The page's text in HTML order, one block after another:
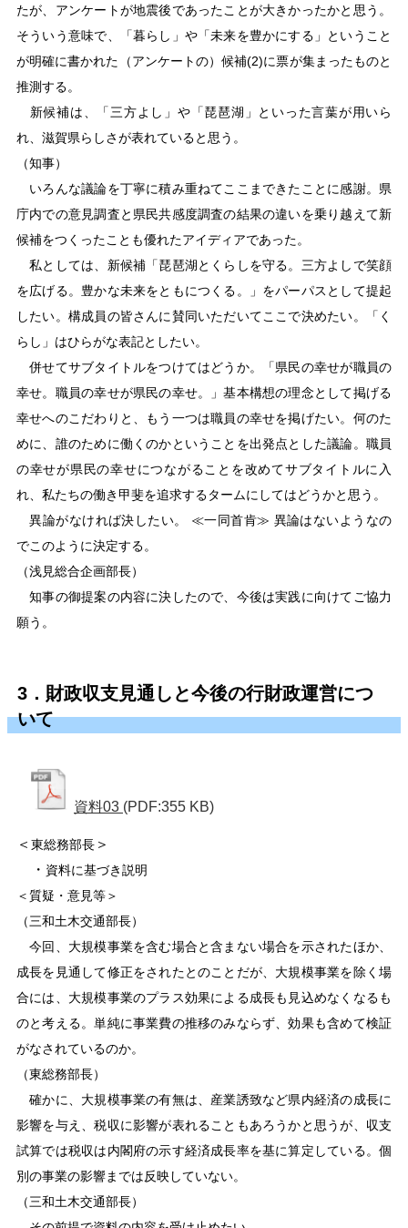
たが、アンケートが地震後であったことが大きかったかと思う。
そういう意味で、「暮らし」や「未来を豊かにする」ということ
が明確に書かれた（アンケートの）候補(2)に票が集まったものと
推測する。
新候補は、「三方よし」や「琵琶湖」といった言葉が用いら
れ、滋賀県らしさが表れていると思う。
（知事）
いろんな議論を丁寧に積み重ねてここまできたことに感謝。県
庁内での意見調査と県民共感度調査の結果の違いを乗り越えて新
候補をつくったことも優れたアイディアであった。
私としては、新候補「琵琶湖とくらしを守る。三方よしで笑顔
を広げる。豊かな未来をともにつくる。」をパーパスとして提起
したい。構成員の皆さんに賛同いただいてここで決めたい。「く
らし」はひらがな表記としたい。
併せてサブタイトルをつけてはどうか。「県民の幸せが職員の
幸せ。職員の幸せが県民の幸せ。」基本構想の理念として掲げる
幸せへのこだわりと、もう一つは職員の幸せを掲げたい。何のた
めに、誰のために働くのかということを出発点とした議論。職員
の幸せが県民の幸せにつながることを改めてサブタイトルに入
れ、私たちの働き甲斐を追求するタームにしてはどうかと思う。
異論がなければ決したい。 ≪一同首肯≫ 異論はないようなの
でこのように決定する。
（浅見総合企画部長）
知事の御提案の内容に決したので、今後は実践に向けてご協力
願う。
3．財政収支見通しと今後の行財政運営につ
いて
資料03 (PDF:355 KB)
＜ 東総務部長 ＞
・ 資料に基づき説明
＜質疑・意見等＞
（三和土木交通部長）
今回、大規模事業を含む場合と含まない場合を示されたほか、
成長を見通して修正をされたとのことだが、大規模事業を除く場
合には、大規模事業のプラス効果による成長も見込めなくなるも
のと考える。単純に事業費の推移のみならず、効果も含めて検証
がなされているのか。
（東総務部長）
確かに、大規模事業の有無は、産業誘致など県内経済の成長に
影響を与え、税収に影響が表れることもあろうかと思うが、収支
試算では税収は内閣府の示す経済成長率を基に算定している。個
別の事業の影響までは反映していない。
（三和土木交通部長）